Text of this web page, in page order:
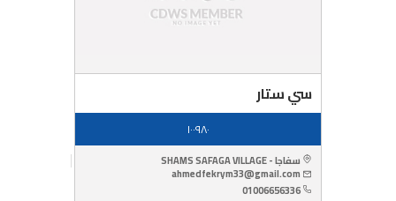
سي ستار
١٠٠٩٨٠
سفاجا - SHAMS SAFAGA VILLAGE
ahmedfekrym33@gmail.com
01006656336